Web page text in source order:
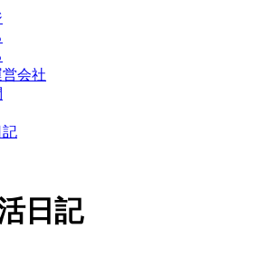
会社
記
日記